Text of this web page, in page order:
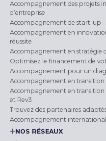
Accompagnement des projets
d’entreprise
Accompagnement de start-up
Accompagnement en
réussite
Accompagnement en stratégie
Optimisez le financement de
Accompagnement pour un
Accompagnement en transition
Accompagnement en transition
et Rev3
Trouvez des partenaires
Accompagnement international
NOS RÉSEAUX